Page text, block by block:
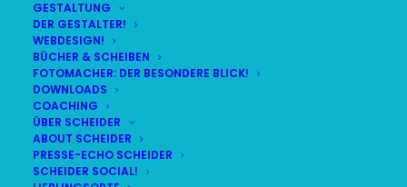
GESTALTUNG
DER GESTALTER!
WEBDESIGN!
BÜCHER & SCHEIBEN
FOTOMACHER: DER BESONDERE BLICK!
DOWNLOADS
COACHING
ÜBER SCHEIDER
ABOUT SCHEIDER
PRESSE-ECHO SCHEIDER
SCHEIDER SOCIAL!
LIVE(alle Termine
DEMNÄCHST:
SA
08
AUG
BR24 | 18.30 UHR
BR MÜNCHEN FREIMANN